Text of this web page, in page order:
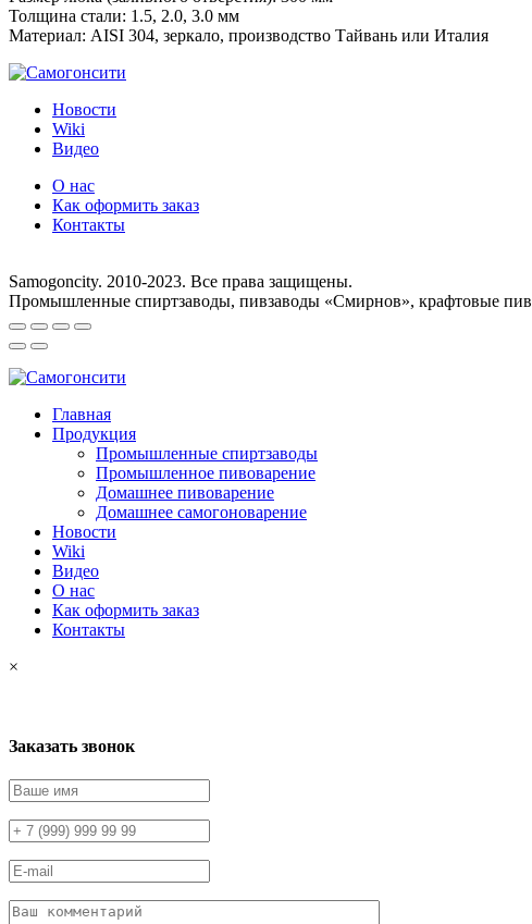
Толщина стали: 1.5, 2.0, 3.0 мм
Материал: AISI 304, зеркало, производство Тайвань или Италия
Новости
Wiki
Видео
О нас
Как оформить заказ
Контакты
Samogoncity. 2010-2023. Все права защищены.
Промышленные спиртзаводы, пивзаводы «Смирнов», крафтовые
Главная
Продукция
Промышленные спиртзаводы
Промышленное пивоварение
Домашнее пивоварение
Домашнее самогоноварение
Новости
Wiki
Видео
О нас
Как оформить заказ
Контакты
×
Заказать звонок